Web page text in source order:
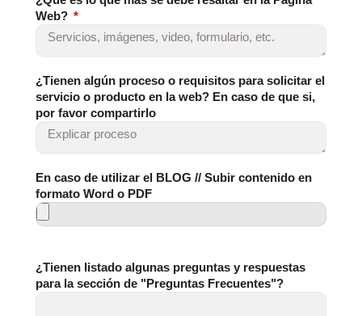
Web?
¿Tienen algún proceso o requisitos para solicitar el
servicio o producto en la web? En caso de que si,
por favor compartirlo
En caso de utilizar el BLOG // Subir contenido en
formato Word o PDF
¿Tienen listado algunas preguntas y respuestas
para la sección de "Preguntas Frecuentes"?